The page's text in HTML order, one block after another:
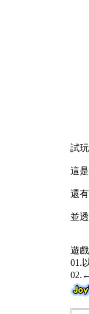
試
這
還
並
遊
01.